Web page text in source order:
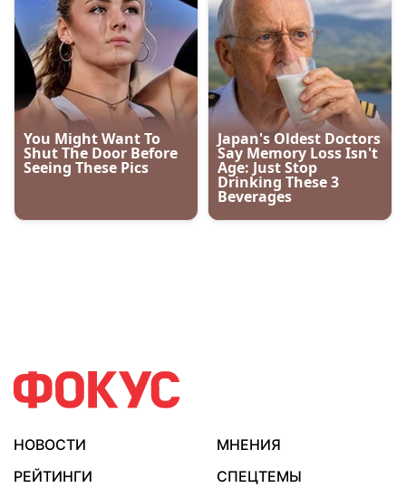
НОВОСТИ
МНЕНИЯ
РЕЙТИНГИ
СПЕЦТЕМЫ